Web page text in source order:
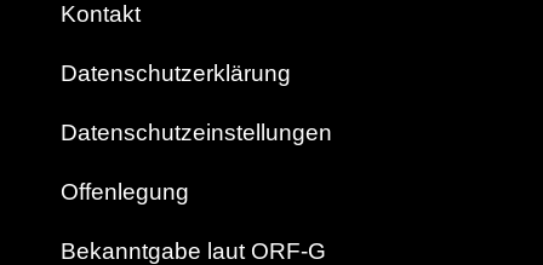
Kontakt
Datenschutzerklärung
Datenschutzeinstellungen
Offenlegung
Bekanntgabe laut ORF-G